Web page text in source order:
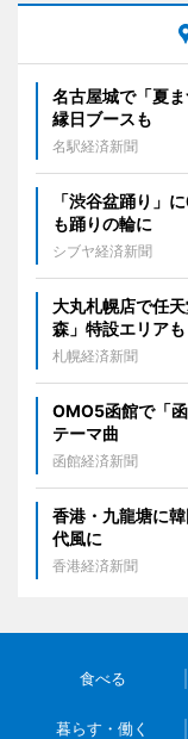
名古屋城で「夏
縁日ブースも
名駅経済新聞
「渋谷盆踊り
も踊りの輪に
シブヤ経済新聞
大丸札幌店で任
森」特設エリアも
札幌経済新聞
OMO5函館で「
テーマ曲
函館経済新聞
香港・九龍塘に
代風に
香港経済新聞
食べる
暮らす・働く